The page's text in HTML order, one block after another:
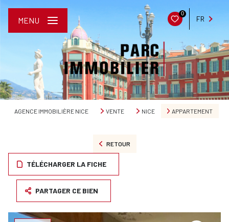
0
FR
MENU
AGENCE IMMOBILIÈRE NICE VENTE NICE APPARTEMENT
RETOUR
TÉLÉCHARGER LA FICHE
PARTAGER CE BIEN